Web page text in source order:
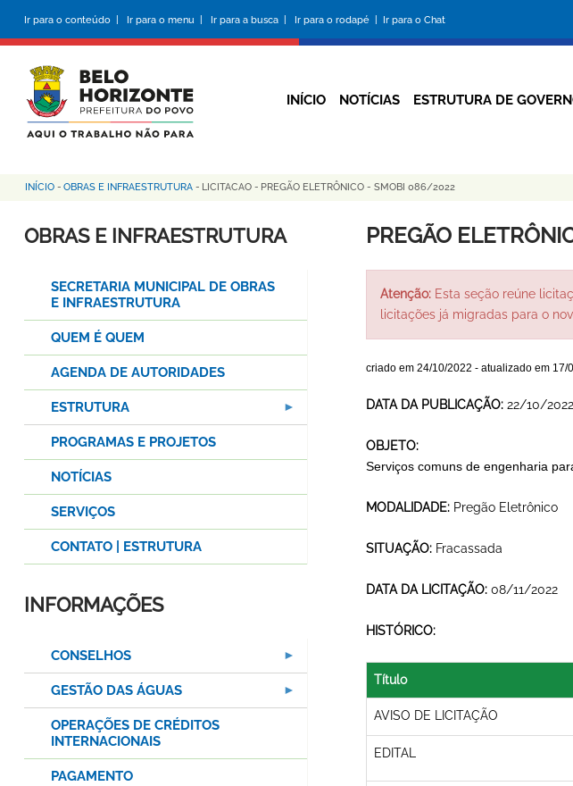
conteúdo
principal
Ir para o conteúdo | Ir para o menu | Ir para a busca | Ir para o rodapé | Ir para o Chat
da
INÍCIO NOTÍCIAS ESTRUTURA DE
Trilha
de
INÍCIO - OBRAS E INFRAESTRUTURA - LICITACAO - PREGÃO ELETRÔNICO - SMOBI 086/2022
PREGÃO
Atenção:Esta seção reúne
licitações já migradas para o
criado em 24/10/2022 - atualizado em 17/
DATA DA PUBLICAÇÃO: 22/10/2022
OBJETO:
Serviços comuns de engenharia
MODALIDADE: Pregão Eletrônico
SITUAÇÃO: Fracassada
DATA DA LICITAÇÃO: 08/11/2022
HISTÓRICO:
Título
AVISO DE LICITAÇÃO
EDITAL
OBRAS E INFRAESTRUTURA
SECRETARIA MUNICIPAL DE OBRAS
E INFRAESTRUTURA
QUEM É QUEM
AGENDA DE AUTORIDADES
ESTRUTURA
PROGRAMAS E PROJETOS
NOTÍCIAS
SERVIÇOS
CONTATO | ESTRUTURA
INFORMAÇÕES
CONSELHOS
GESTÃO DAS ÁGUAS
OPERAÇÕES DE CRÉDITOS
INTERNACIONAIS
PAGAMENTO